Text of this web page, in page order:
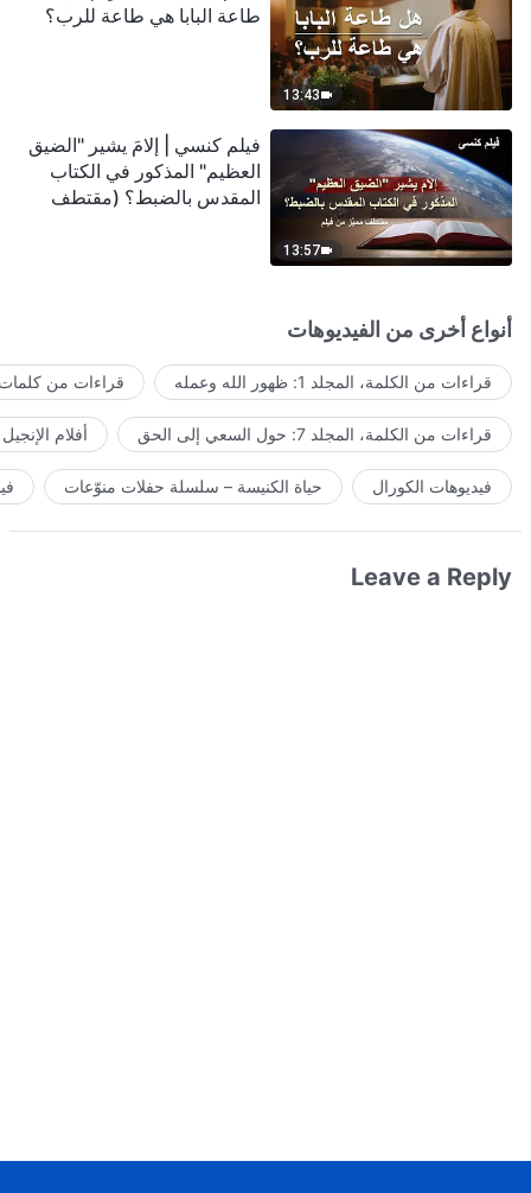
13:43
طاعة البابا هي طاعة للرب؟
13:57
فيلم كنسي | إلامَ يشير "الضيق
العظيم" المذكور في الكتاب
المقدس بالضبط؟ (مقتطف
أنواع أخرى من الفيديوهات
قراءات من الكلمة، المجلد 1: ظهور الله وعمله قراءات من كلمات
قراءات من الكلمة، المجلد 7: حول السعي إلى الحق أفلام الإنجيل
فيديوهات الكورال حياة الكنيسة – سلسلة حفلات منوّعات
Leave a Reply